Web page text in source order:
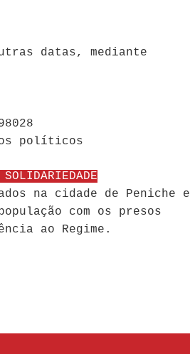
datas, mediante
políticos
na cidade de Peniche e
com os presos
ao Regime.